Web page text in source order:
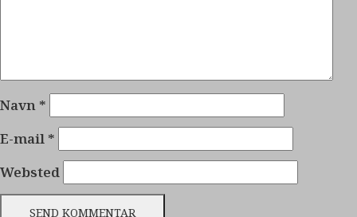
Navn *
E-mail *
Websted